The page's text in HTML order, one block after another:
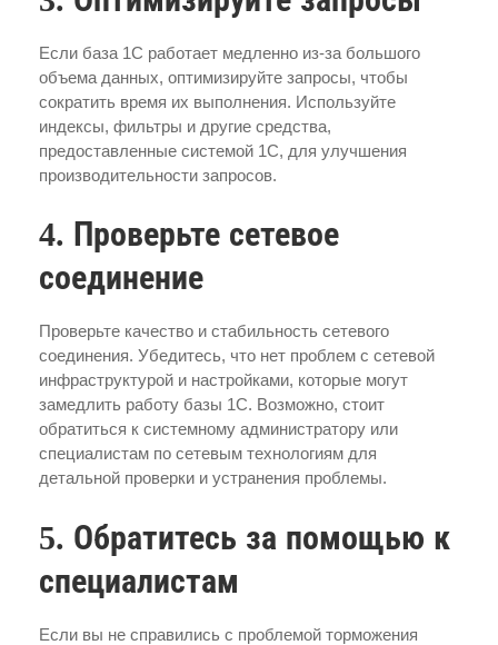
Если база 1С работает медленно из-за большого
объема данных, оптимизируйте запросы, чтобы
сократить время их выполнения. Используйте
индексы, фильтры и другие средства,
предоставленные системой 1С, для улучшения
производительности запросов.
4. Проверьте сетевое
соединение
Проверьте качество и стабильность сетевого
соединения. Убедитесь, что нет проблем с сетевой
инфраструктурой и настройками, которые могут
замедлить работу базы 1С. Возможно, стоит
обратиться к системному администратору или
специалистам по сетевым технологиям для
детальной проверки и устранения проблемы.
5. Обратитесь за помощью к
специалистам
Если вы не справились с проблемой торможения